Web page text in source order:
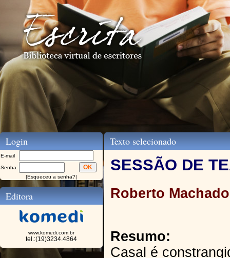
Login
E-mail
Senha
|Esqueceu a senha?|
Editora
www.komedi.com.br
tel.:(19)3234.4864
Texto selecionado
SESSÃO DE
Roberto
Resumo:
Casal é